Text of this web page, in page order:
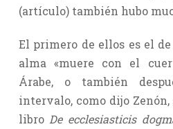
(artículo) también hubo
El primero de ellos es el
alma «muere con el
Árabe, o también
intervalo, como dijo
libro De ecclesiasticis